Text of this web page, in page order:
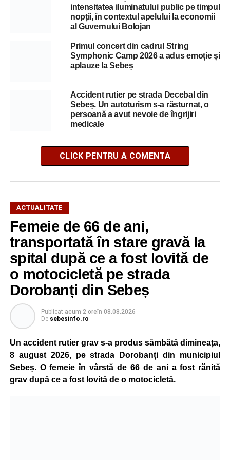
intensitatea iluminatului public pe timpul
nopții, în contextul apelului la economii
al Guvernului Bolojan
Primul concert din cadrul String
Symphonic Camp 2026 a adus emoție și
aplauze la Sebeș
Accident rutier pe strada Decebal din
Sebeș. Un autoturism s-a răsturnat, o
persoană a avut nevoie de îngrijiri
medicale
CLICK PENTRU A COMENTA
ACTUALITATE
Femeie de 66 de ani,
transportată în stare gravă la
spital după ce a fost lovită de
o motocicletă pe strada
Dorobanți din Sebeș
Publicat acum 2 oreîn 08.08.2026
De sebesinfo.ro
Un accident rutier grav s-a produs sâmbătă dimineața,
8 august 2026, pe strada Dorobanți din municipiul
Sebeș. O femeie în vârstă de 66 de ani a fost rănită
grav după ce a fost lovită de o motocicletă.